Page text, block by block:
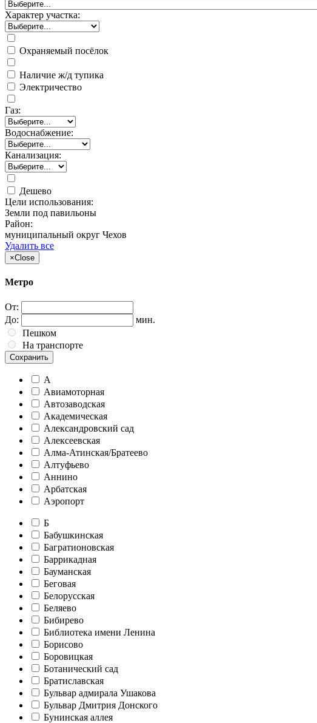
Характер участка:
Охраняемый посёлок
Наличие ж/д тупика
Электричество
Газ:
Водоснабжение:
Канализация:
Дешево
Цели использования:
Земли под павильоны
Район:
муниципальный округ Чехов
Удалить все
×Close
Метро
От:
До:
мин.
Пешком
На транспорте
Сохранить
А
Авиамоторная
Автозаводская
Академическая
Александровский сад
Алексеевская
Алма-Атинская/Братеево
Алтуфьево
Аннино
Арбатская
Аэропорт
Б
Бабушкинская
Багратионовская
Баррикадная
Бауманская
Беговая
Белорусская
Беляево
Бибирево
Библиотека имени Ленина
Борисово
Боровицкая
Ботанический сад
Братиславская
Бульвар адмирала Ушакова
Бульвар Дмитрия Донского
Бунинская аллея